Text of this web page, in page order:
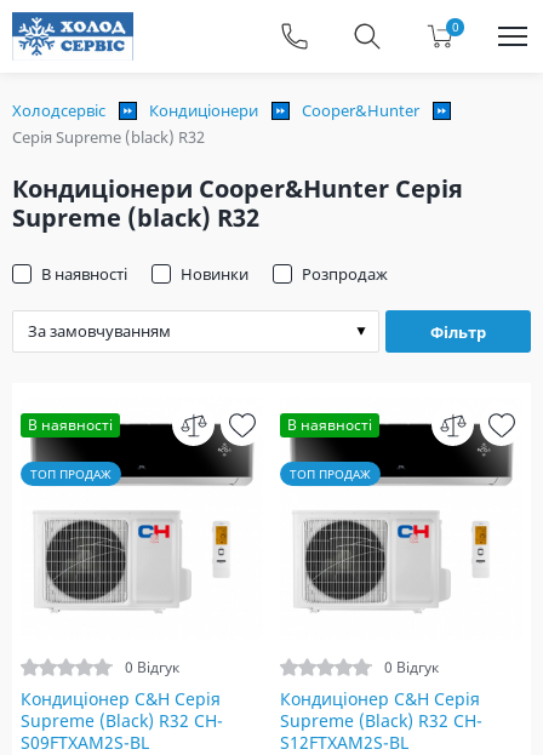
0
Холодсервіс Кондиціонери
Cooper&Hunter
Серія Supreme (black) R32
Кондиціонери Cooper&Hunter Серія
Supreme (black) R32
Фільтр
В наявності Новинки Розпродаж
В наявності
ТОП ПРОДАЖ
0 Відгук
Кондиціонер C&H Серія
Supreme (Black) R32 CH-
S09FTXAM2S-BL
В наявності
ТОП ПРОДАЖ
0 Відгук
Кондиціонер C&H Серія
Supreme (Black) R32 CH-
S12FTXAM2S-BL